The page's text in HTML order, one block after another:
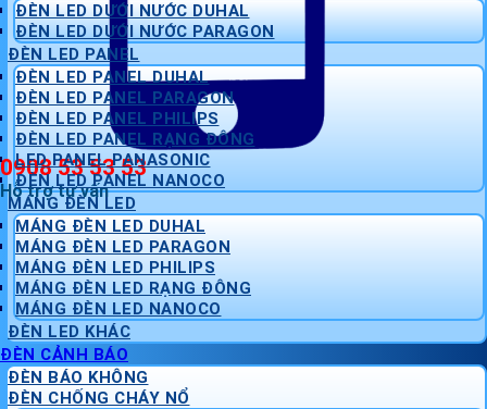
0908 53 53 53
Hỗ trợ tư vấn
ĐÈN LED DƯỚI NƯỚC DUHAL
ĐÈN LED DƯỚI NƯỚC PARAGON
ĐÈN LED PANEL
ĐÈN LED PANEL DUHAL
ĐÈN LED PANEL PARAGON
ĐÈN LED PANEL PHILIPS
ĐÈN LED PANEL RẠNG ĐÔNG
LED PANEL PANASONIC
ĐÈN LED PANEL NANOCO
MÁNG ĐÈN LED
MÁNG ĐÈN LED DUHAL
MÁNG ĐÈN LED PARAGON
MÁNG ĐÈN LED PHILIPS
MÁNG ĐÈN LED RẠNG ĐÔNG
MÁNG ĐÈN LED NANOCO
ĐÈN LED KHÁC
ĐÈN CẢNH BÁO
ĐÈN BÁO KHÔNG
ĐÈN CHỐNG CHÁY NỔ